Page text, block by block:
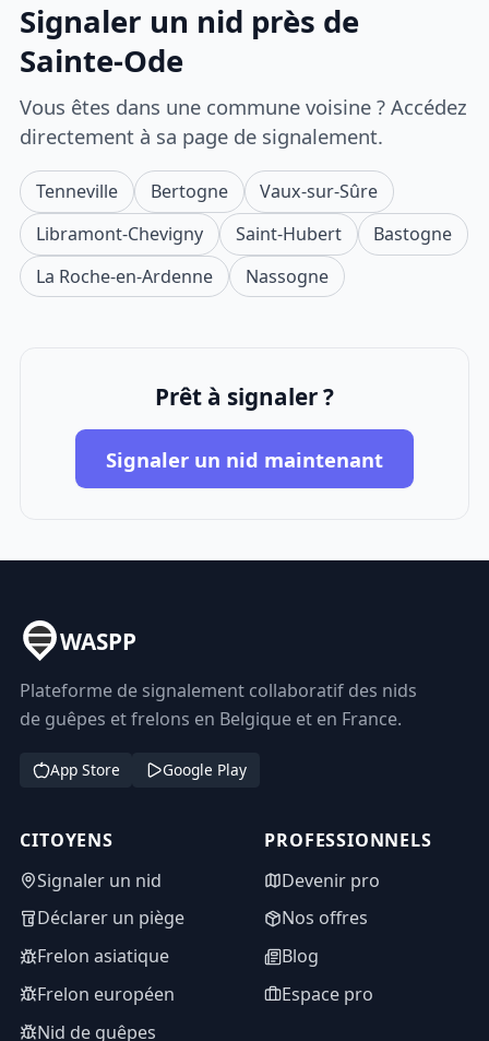
Signaler un nid près de
Sainte-Ode
Vous êtes dans une commune voisine ? Accédez
directement à sa page de signalement.
Tenneville Bertogne
Vaux-sur-Sûre
Libramont-Chevigny
Saint-Hubert
Bastogne
La Roche-en-Ardenne
Nassogne
Prêt à signaler ?
Signaler un nid maintenant
WASPP
Plateforme de signalement collaboratif des nids
de guêpes et frelons en Belgique et en France.
App Store Google Play
CITOYENS
Signaler un nid
Déclarer un piège
Frelon asiatique
Frelon européen
Nid de guêpes
PROFESSIONNELS
Devenir pro
Nos offres
Blog
Espace pro